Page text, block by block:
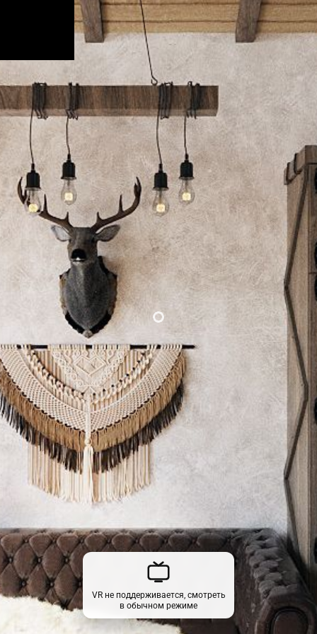
VR не поддерживается, смотреть
в обычном режиме